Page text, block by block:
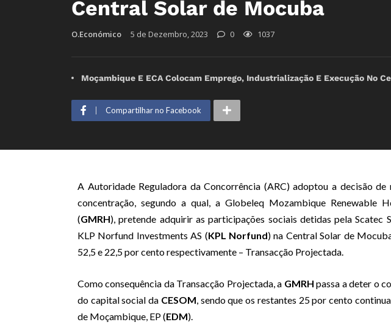
Central Solar de Mocuba
O.Económico 5 de Dezembro, 2023 0 1037
Moçambique E ECA Colocam Emprego, Industrialização E Execução No
Compartilhar no Facebook
A Autoridade Reguladora da Concorrência (ARC) adoptou a decisão de
concentração, segundo a qual, a Globeleq Mozambique Renewable
(GMRH), pretende adquirir as participações sociais detidas pela Scatec
KLP Norfund Investments AS (KPL Norfund) na Central Solar de
52,5 e 22,5 por cento respectivamente – Transacção Projectada.
Como consequência da Transacção Projectada, a GMRHpassa a deter o
do capital social da CESOM, sendo que os restantes 25 por cento
de Moçambique, EP (EDM).